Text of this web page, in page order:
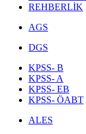
REHBERLİK
AGS
DGS
KPSS- B
KPSS- A
KPSS- EB
KPSS- ÖABT
ALES